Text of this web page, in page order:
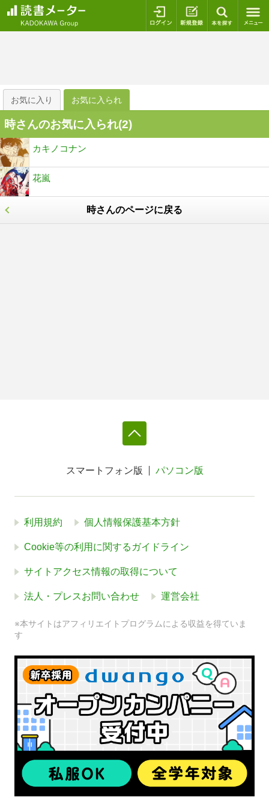
ログイン 新規登録
お気に入り お気に入られ
時さんのお気に入られ(2)
カキノコナン
花嵐
時さんのページに戻る
スマートフォン版 パソコン版
利用規約 個人情報保護基本方針
Cookie等の利用に関するガイドライン
サイトアクセス情報の取得について
法人・プレスお問い合わせ 運営会社
※本サイトはアフィリエイトプログラムによる収益を得ていま
す